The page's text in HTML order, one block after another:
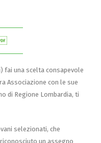
fai una scelta consapevole
Associazione con le sue
di Regione Lombardia, ti
selezionati, che
un assegno